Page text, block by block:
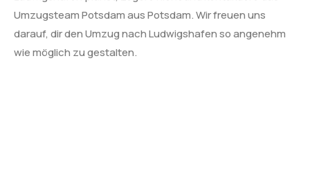
Umzugsteam Potsdam aus Potsdam. Wir freuen uns
darauf, dir den Umzug nach Ludwigshafen so angenehm
wie möglich zu gestalten.